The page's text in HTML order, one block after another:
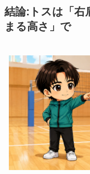
結論:トスは「右
まる高さ」で